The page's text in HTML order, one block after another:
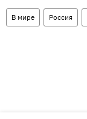
В мире Россия